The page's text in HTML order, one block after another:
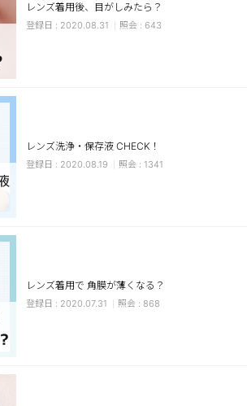
コ
ック
ーン
ク
用
レンズ着用後、目がしみたら？
2020.08.31 643
レンズ洗浄・保存液 CHECK！
2020.08.19 1341
レンズ着用で 角膜が薄くなる？
2020.07.31 868